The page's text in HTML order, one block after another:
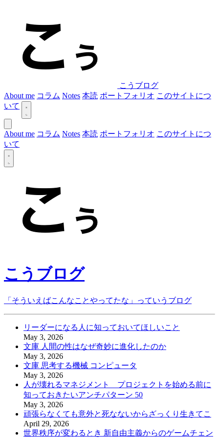
こうブログ
About me コラム Notes 本読 ポートフォリオ このサイトにつ
いて
About me コラム Notes 本読 ポートフォリオ このサイトにつ
いて
こうブログ
「そういえばこんなことやってたな」っていうブログ
リーダーになる人に知っておいてほしいこと
May 3, 2026
文庫 人間の性はなぜ奇妙に進化したのか
May 3, 2026
文庫 思考する機械 コンピュータ
May 3, 2026
人が壊れるマネジメント プロジェクトを始める前に
知っておきたいアンチパターン 50
May 3, 2026
頑張らなくても意外と死なないからざっくり生きてこ
April 29, 2026
世界秩序が変わるとき 新自由主義からのゲームチェン